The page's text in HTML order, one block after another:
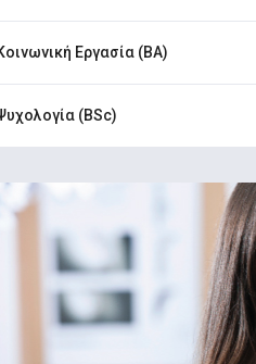
Εργασία (BA)
(BSc)